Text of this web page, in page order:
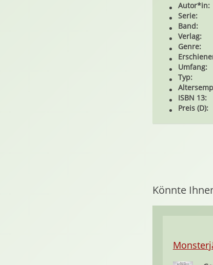
Autor*in:
Serie:
Band:
Verlag:
Genre:
Umfang:
Typ:
ISBN 13:
Preis (D):
Könnte